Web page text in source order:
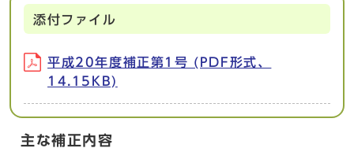
添付ファイル
平成20年度補正第1号 (PDF形式、
14.15KB)
主な補正内容